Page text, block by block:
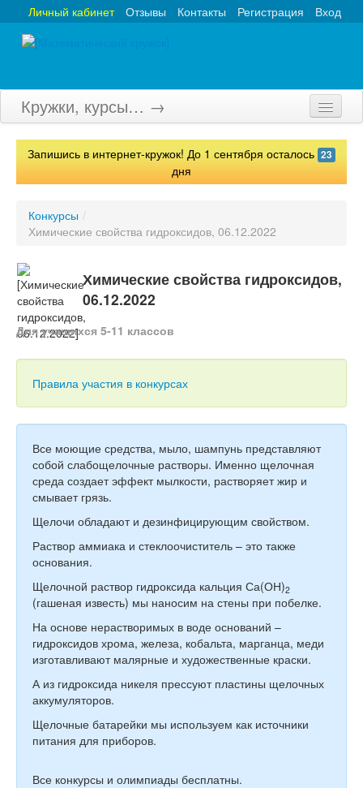
Вход
Регистрация
Контакты
Отзывы
Личный кабинет
Кружки, курсы… →
Главная
Олимпиады
Турниры
Конкурсы
Вебинары
Учитель
Запишись в интернет-кружок! До 1 сентября осталось 23
дня
Конкурсы /
Химические свойства гидроксидов, 06.12.2022
Химические свойства гидроксидов,
06.12.2022
Для учащихся 5-11 классов
Правила участия в конкурсах
Все моющие средства, мыло, шампунь представляют
собой слабощелочные растворы. Именно щелочная
среда создает эффект мылкости, растворяет жир и
смывает грязь.
Щелочи обладают и дезинфицирующим свойством.
Раствор аммиака и стеклоочиститель – это также
основания.
Щелочной раствор гидроксида кальция Са(ОН)2
(гашеная известь) мы наносим на стены при побелке.
На основе нерастворимых в воде оснований –
гидроксидов хрома, железа, кобальта, марганца, меди
изготавливают малярные и художественные краски.
А из гидроксида никеля прессуют пластины щелочных
аккумуляторов.
Щелочные батарейки мы используем как источники
питания для приборов.
Все конкурсы и олимпиады бесплатны.